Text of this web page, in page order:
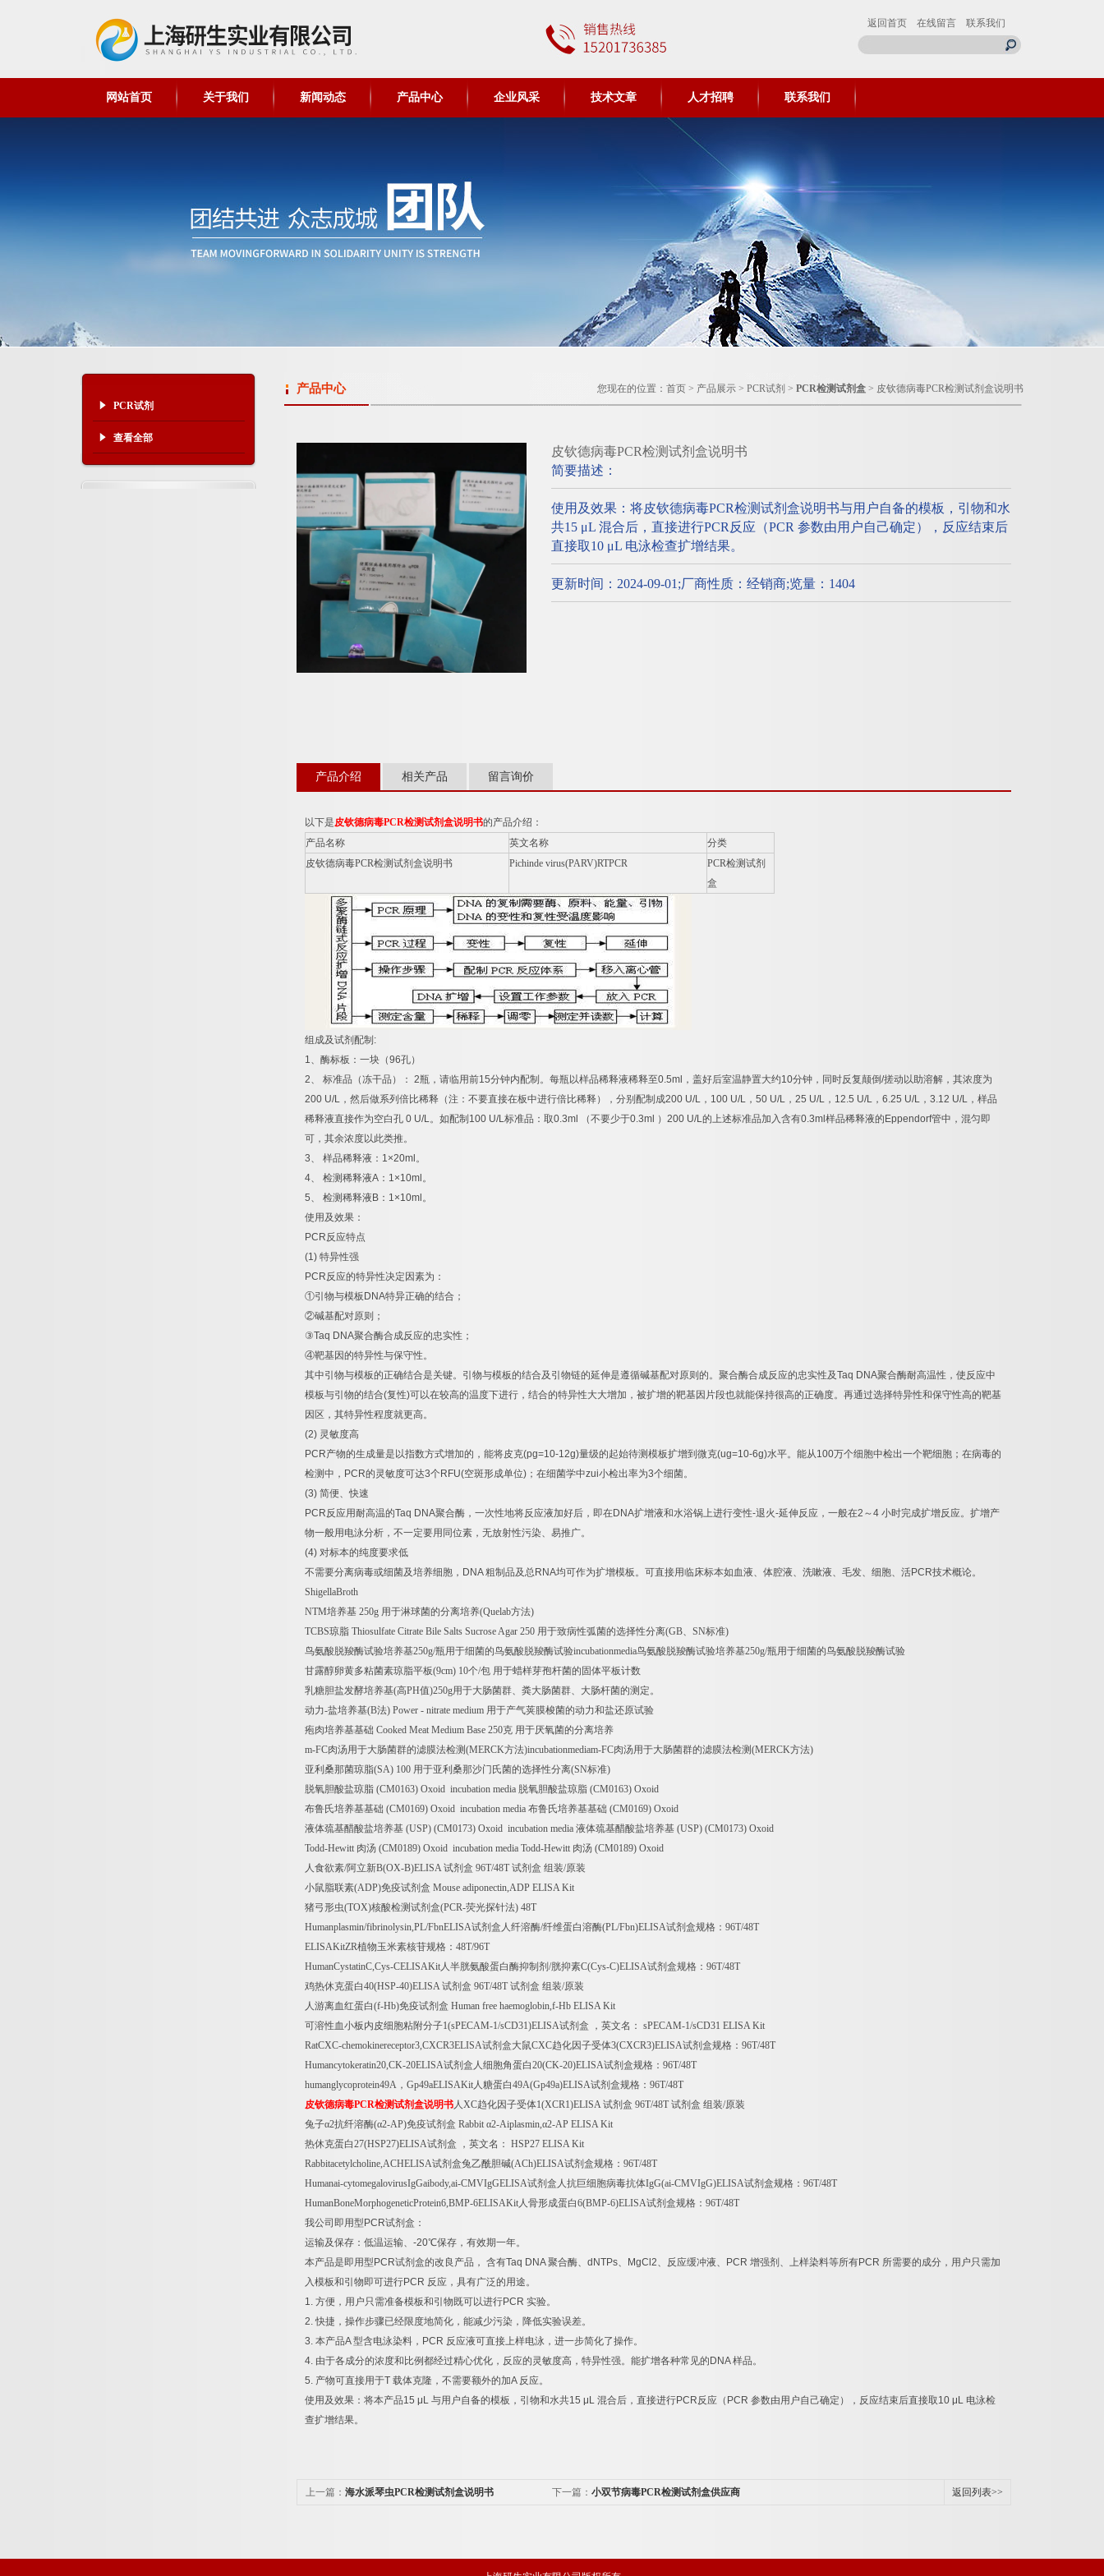
返回首页 在线留言 联系我们
网站首页 关于我们 新闻动态 产品中心 企业风采 技术文章 人才招聘 联系我们
PCR试剂
查看全部
产品中心 您现在的位置： 首页 > 产品展示 > PCR试剂 > PCR检测试剂盒 > 皮钦德病毒PCR检测试剂盒说明书
皮钦德病毒PCR检测试剂盒说明书
简要描述：
使用及效果：将皮钦德病毒PCR检测试剂盒说明书与用户自备的模板，引物和水
共15 μL 混合后，直接进行PCR反应（PCR 参数由用户自己确定），反应结束后
直接取10 μL 电泳检查扩增结果。
更新时间：2024-09-01;厂商性质：经销商;览量：1404
产品介绍 相关产品 留言询价
以下是皮钦德病毒PCR检测试剂盒说明书的产品介绍：
产品名称
英文名称
分类
皮钦德病毒PCR检测试剂盒说明书 Pichinde virus(PARV)RTPCR PCR检测试剂
盒
组成及试剂配制 :
1、酶标板：一块（96孔）
2、 标准品（冻干品）： 2瓶，请临用前15分钟内配制。每瓶以样品稀释液稀释至0.5ml ，盖好后室温静置大约10分钟，同时反复颠倒/搓动以助溶解，其浓度为
200 U/L ，然后做系列倍比稀释（注：不要直接在板中进行倍比稀释），分别配制成200 U/L ， 100 U/L ， 50 U/L ， 25 U/L ， 12.5 U/L ， 6.25 U/L ， 3.12 U/L ，样品
稀释液直接作为空白孔 0 U/L。如配制 100 U/L标准品：取0.3ml （不要少于0.3ml ） 200 U/L的上述标准品加入含有0.3ml 样品稀释液的 Eppendorf管中，混匀即
可，其余浓度以此类推。
3、 样品稀释液： 1×20ml 。
4、 检测稀释液A ： 1×10ml 。
5、 检测稀释液 B ： 1×10ml 。
使用及效果：
PCR反应特点
(1) 特异性强
PCR反应的特异性决定因素为：
①引物与模板 DNA特异正确的结合；
②碱基配对原则；
③Taq DNA聚合酶合成反应的忠实性；
④靶基因的特异性与保守性。
其中引物与模板的正确结合是关键。引物与模板的结合及引物链的延伸是遵循碱基配对原则的。聚合酶合成反应的忠实性及Taq DNA聚合酶耐高温性，使反应中
模板与引物的结合(复性)可以在较高的温度下进行，结合的特异性大大增加，被扩增的靶基因片段也就能保持很高的正确度。再通过选择特异性和保守性高的靶基
因区，其特异性程度就更高。
(2) 灵敏度高
PCR产物的生成量是以指数方式增加的，能将皮克(pg=10-12g)量级的起始待测模板扩增到微克(ug=10-6g)水平。能从100万个细胞中检出一个靶细胞；在病毒的
检测中， PCR的灵敏度可达3个 RFU(空斑形成单位) ；在细菌学中zui小检出率为3个细菌。
(3) 简便、快速
PCR反应用耐高温的Taq DNA聚合酶，一次性地将反应液加好后，即在DNA扩增液和水浴锅上进行变性-退火-延伸反应，一般在2 ～4 小时完成扩增反应。扩增产
物一般用电泳分析，不一定要用同位素，无放射性污染、易推广。
(4) 对标本的纯度要求低
不需要分离病毒或细菌及培养细胞， DNA粗制品及总 RNA均可作为扩增模板。可直接用临床标本如血液、体腔液、洗嗽液、毛发、细胞、活PCR技术概论。
ShigellaBroth
NTM培养基 250g 用于淋球菌的分离培养(Quelab方法)
TCBS琼脂 Thiosulfate Citrate Bile Salts Sucrose Agar 250 用于致病性弧菌的选择性分离(GB、 SN标准)
鸟氨酸脱羧酶试验培养基250g/瓶用于细菌的鸟氨酸脱羧酶试验incubationmedia鸟氨酸脱羧酶试验培养基250g/瓶用于细菌的鸟氨酸脱羧酶试验
甘露醇卵黄多粘菌素琼脂平板(9cm) 10个/包 用于蜡样芽孢杆菌的固体平板计数
乳糖胆盐发酵培养基(高PH值)250g用于大肠菌群、粪大肠菌群、大肠杆菌的测定。
动力-盐培养基(B法) Power - nitrate medium 用于产气荚膜梭菌的动力和盐还原试验
疱肉培养基基础 Cooked Meat Medium Base 250克 用于厌氧菌的分离培养
m-FC肉汤用于大肠菌群的滤膜法检测(MERCK方法)incubationmediam-FC肉汤用于大肠菌群的滤膜法检测(MERCK方法)
亚利桑那菌琼脂(SA) 100 用于亚利桑那沙门氏菌的选择性分离(SN标准)
脱氧胆酸盐琼脂 (CM0163) Oxoid incubation media 脱氧胆酸盐琼脂 (CM0163) Oxoid
布鲁氏培养基基础 (CM0169) Oxoid incubation media 布鲁氏培养基基础 (CM0169) Oxoid
液体巯基醋酸盐培养基 (USP) (CM0173) Oxoid incubation media 液体巯基醋酸盐培养基 (USP) (CM0173) Oxoid
Todd-Hewitt 肉汤 (CM0189) Oxoid incubation media Todd-Hewitt 肉汤 (CM0189) Oxoid
人食欲素/阿立新B(OX-B)ELISA试剂盒 96T/48T 试剂盒 组装/原装
小鼠脂联素(ADP)免疫试剂盒 Mouse adiponectin,ADP ELISA Kit
猪弓形虫(TOX)核酸检测试剂盒(PCR-荧光探针法) 48T
Humanplasmin/fibrinolysin,PL/FbnELISA试剂盒人纤溶酶/纤维蛋白溶酶(PL/Fbn)ELISA试剂盒规格： 96T/48T
ELISAKitZR植物玉米素核苷规格： 48T/96T
HumanCystatinC,Cys-CELISAKit人半胱氨酸蛋白酶抑制剂 /胱抑素C(Cys-C)ELISA试剂盒规格： 96T/48T
鸡热休克蛋白40(HSP-40)ELISA试剂盒 96T/48T 试剂盒 组装/原装
人游离血红蛋白(f-Hb)免疫试剂盒 Human free haemoglobin,f-Hb ELISA Kit
可溶性血小板内皮细胞粘附分子1(sPECAM-1/sCD31)ELISA试剂盒 ，英文名： sPECAM-1/sCD31 ELISA Kit
RatCXC-chemokinereceptor3,CXCR3ELISA试剂盒大鼠CXC趋化因子受体3(CXCR3)ELISA试剂盒规格： 96T/48T
Humancytokeratin20,CK-20ELISA试剂盒人细胞角蛋白20(CK-20)ELISA试剂盒规格： 96T/48T
humanglycoprotein49A ， Gp49aELISAKit人糖蛋白49A(Gp49a)ELISA试剂盒规格： 96T/48T
皮钦德病毒PCR检测试剂盒说明书人XC趋化因子受体1(XCR1)ELISA试剂盒 96T/48T 试剂盒 组装/原装
兔子α2抗纤溶酶(α2-AP)免疫试剂盒 Rabbit α2-Aiplasmin,α2-AP ELISA Kit
热休克蛋白27(HSP27)ELISA试剂盒 ，英文名： HSP27 ELISA Kit
Rabbitacetylcholine,ACHELISA试剂盒兔乙酰胆碱(ACh)ELISA试剂盒规格： 96T/48T
Humanai-cytomegalovirusIgGaibody,ai-CMVIgGELISA试剂盒人抗巨细胞病毒抗体IgG(ai-CMVIgG)ELISA试剂盒规格： 96T/48T
HumanBoneMorphogeneticProtein6,BMP-6ELISAKit人骨形成蛋白6(BMP-6)ELISA试剂盒规格： 96T/48T
我公司即用型 PCR试剂盒：
运输及保存：低温运输、 -20℃保存，有效期一年。
本产品是即用型 PCR试剂盒的改良产品， 含有Taq DNA聚合酶、 dNTPs、 MgCl2、反应缓冲液、 PCR 增强剂、上样染料等所有PCR 所需要的成分，用户只需加
入模板和引物即可进行PCR 反应，具有广泛的用途。
1. 方便，用户只需准备模板和引物既可以进行PCR 实验。
2.快捷，操作步骤已经限度地简化，能减少污染，降低实验误差。
3. 本产品A型含电泳染料， PCR 反应液可直接上样电泳，进一步简化了操作。
4. 由于各成分的浓度和比例都经过精心优化，反应的灵敏度高，特异性强。能扩增各种常见的 DNA样品。
5. 产物可直接用于T 载体克隆，不需要额外的加A 反应。
使用及效果：将本产品15 μL 与用户自备的模板，引物和水共15 μL 混合后，直接进行PCR反应（ PCR 参数由用户自己确定），反应结束后直接取10 μL 电泳检
查扩增结果。
上一篇： 海水派琴虫PCR检测试剂盒说明书 下一篇： 小双节病毒PCR检测试剂盒供应商 返回列表>>